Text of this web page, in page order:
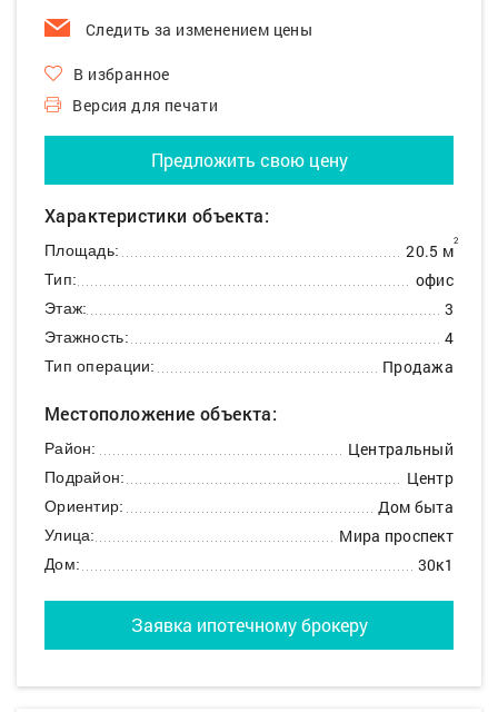
Следить за изменением цены
В избранное
Версия для печати
Предложить свою цену
Характеристики объекта:
Площадь: 20.5 м2
Тип: офис
Этаж: 3
Этажность: 4
Тип операции: Продажа
Местоположение объекта:
Район: Центральный
Подрайон: Центр
Ориентир: Дом быта
Улица: Мира проспект
Дом: 30к1
Заявка ипотечному брокеру